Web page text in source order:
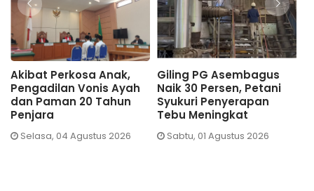
Akibat Perkosa Anak,
Pengadilan Vonis Ayah
dan Paman 20 Tahun
Penjara
Selasa, 04 Agustus 2026
Giling PG Asembagus
Naik 30 Persen, Petani
Syukuri Penyerapan
Tebu Meningkat
Sabtu, 01 Agustus 2026